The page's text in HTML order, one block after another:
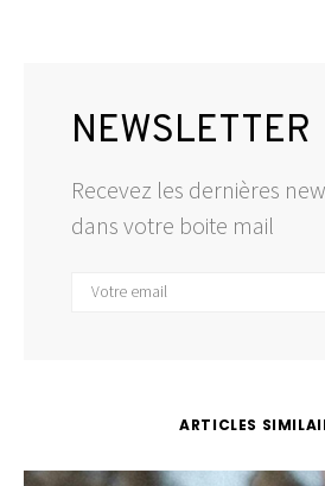
NEWSLETTER
Recevez les dernières
dans votre boite mail
ARTICLES